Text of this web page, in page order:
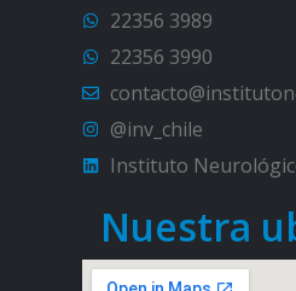
22356 3989
22356 3990
@inv_chile
Instituto
Nuestra